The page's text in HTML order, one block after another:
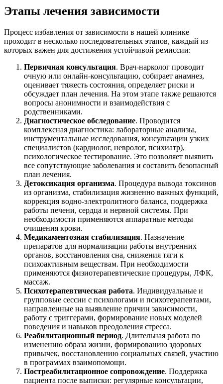
Этапы лечения зависимости
Процесс избавления от зависимости в нашей клинике
проходит в несколько последовательных этапов, каждый из
которых важен для достижения устойчивой ремиссии:
Первичная консультация. Врач-нарколог проводит
очную или онлайн-консультацию, собирает анамнез,
оценивает тяжесть состояния, определяет риски и
обсуждает план лечения. На этом этапе также решаются
вопросы анонимности и взаимодействия с
родственниками.
Диагностическое обследование. Проводится
комплексная диагностика: лабораторные анализы,
инструментальные исследования, консультации узких
специалистов (кардиолог, невролог, психиатр),
психологическое тестирование. Это позволяет выявить
все сопутствующие заболевания и составить безопасный
план лечения.
Детоксикация организма. Процедура вывода токсинов
из организма, стабилизация жизненно важных функций,
коррекция водно-электролитного баланса, поддержка
работы печени, сердца и нервной системы. При
необходимости применяются аппаратные методы
очищения крови.
Медикаментозная стабилизация. Назначение
препаратов для нормализации работы внутренних
органов, восстановления сна, снижения тяги к
психоактивным веществам. При необходимости
применяются физиотерапевтические процедуры, ЛФК,
массаж.
Психотерапевтическая работа. Индивидуальные и
групповые сессии с психологами и психотерапевтами,
направленные на выявление причин зависимости,
работу с триггерами, формирование новых моделей
поведения и навыков преодоления стресса.
Реабилитационный период. Длительная работа по
изменению образа жизни, формированию здоровых
привычек, восстановлению социальных связей, участию
в программах взаимопомощи.
Постреабилитационное сопровождение. Поддержка
пациента после выписки: регулярные консультации,